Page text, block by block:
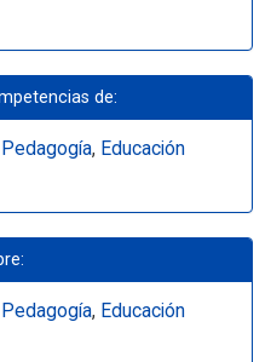
de:
Pedagogía, Educación
Pedagogía, Educación